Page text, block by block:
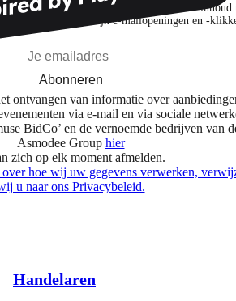
nieuwe releases en gepersonaliseerde inhoud
mijn interesses en mijn e-mailopeningen en -
Abonneren
ontvangen van informatie over
via e-mail en via sociale
BidCo’ en de vernoemde bedrijven van
Asmodee Group hier
zich op elk moment afmelden.
hoe wij uw gegevens verwerken,
u naar ons Privacybeleid.
Handelaren